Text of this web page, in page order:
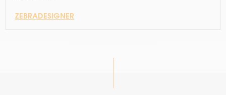
ZEBRADESIGNER